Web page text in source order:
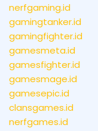
nerfgaming.id
gamingtanker.id
gamingfighter.id
gamesmeta.id
gamesfighter.id
gamesmage.id
gamesepic.id
clansgames.id
nerfgames.id